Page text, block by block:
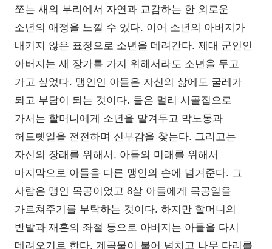
쪼는 새의 부리에서 자연과 교감하는 한 외로운
소년의 애정을 느낄 수 있다. 이어 소년의 아버지가
내키지 않은 표정으로 소년을 데려간다. 제대 군인인
아버지는 새 장가를 가지 위해서라도 소년을 두고
가고 싶었다. 맹인인 아들은 자신의 삶에도 굴레가
되고 부담이 되는 것이다. 둘은 멀리 시골집으로
가서는 할머니에게 소년을 맡겨두고 막노동과
허드렛일을 전전하며 신부감을 찾는다. 그리고는
자신의 장래를 위해서, 아들의 미래를 위해서
마지막으로 아들을 다른 맹인의 손에 넘겨준다. 그
사람은 맹인 목공이었고 8살 아들에게 목공일을
가르쳐주기를 부탁하는 것이다. 하지만 할머니의
반발과 재혼의 좌절 등으로 아버지는 아들을 다시
데려오기로 한다. 계곡물이 불어 넘치고 나무 다리를